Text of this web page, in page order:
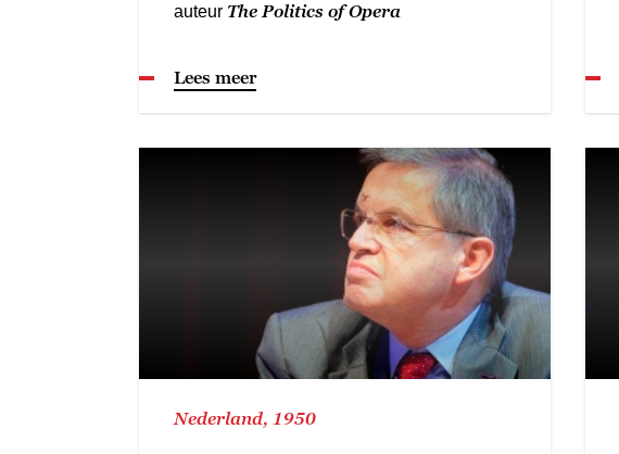
auteur The Politics of Opera
Lees meer
Nederland, 1950